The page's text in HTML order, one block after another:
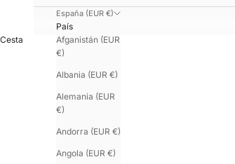
España (EUR €)
País
Afganistán (EUR
€)
Albania (EUR €)
Alemania (EUR
€)
Andorra (EUR €)
Angola (EUR €)
Cesta